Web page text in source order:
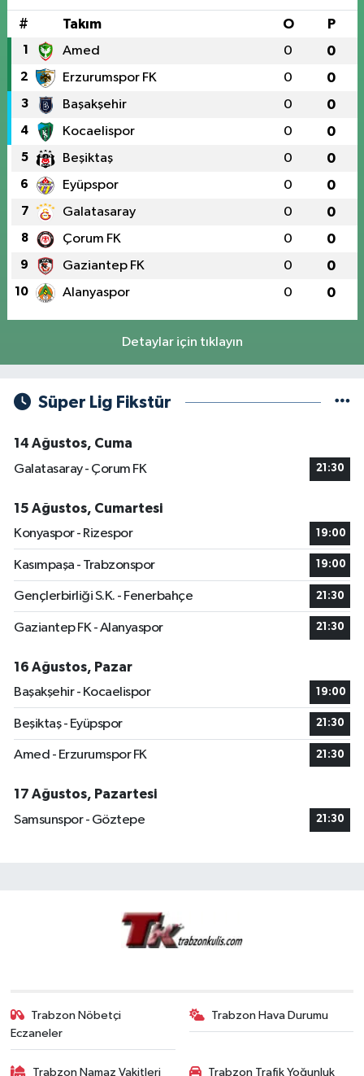
# Takım O P
1 Amed 0 0
2 Erzurumspor FK 0 0
3 Başakşehir 0 0
4 Kocaelispor 0 0
5 Beşiktaş 0 0
6 Eyüpspor 0 0
7 Galatasaray 0 0
8 Çorum FK 0 0
9 Gaziantep FK 0 0
10 Alanyaspor 0 0
Detaylar için tıklayın
Süper Lig Fikstür
14 Ağustos, Cuma
Galatasaray - Çorum FK
21:30
15 Ağustos, Cumartesi
Konyaspor - Rizespor
19:00
Kasımpaşa - Trabzonspor 19:00
Gençlerbirliği S.K. - Fenerbahçe 21:30
Gaziantep FK - Alanyaspor 21:30
16 Ağustos, Pazar
Başakşehir - Kocaelispor
19:00
Beşiktaş - Eyüpspor 21:30
Amed - Erzurumspor FK 21:30
17 Ağustos, Pazartesi
Samsunspor - Göztepe
21:30
Trabzon Nöbetçi
Eczaneler
Trabzon Hava Durumu
Trabzon Namaz Vakitleri Trabzon Trafik Yoğunluk